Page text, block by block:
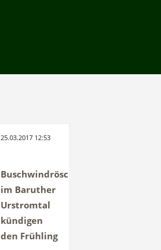
25.03.2017 12:53
Buschwindröschen
im Baruther
Urstromtal
kündigen
den Frühling